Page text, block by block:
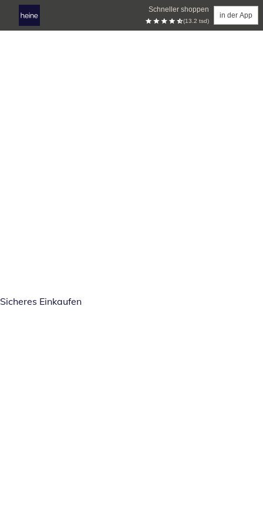
Schneller shoppen
(13.2 tsd)
in der App
Sicheres Einkaufen